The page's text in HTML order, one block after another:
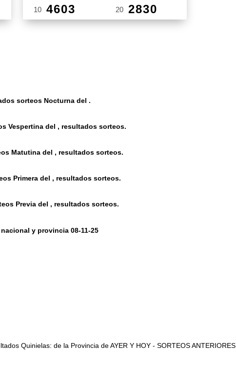
10 4603 20 2830
sorteos Nocturna del .
Vespertina del , resultados sorteos.
Matutina del , resultados sorteos.
Primera del , resultados sorteos.
Previa del , resultados sorteos.
y provincia 08-11-25
Quinielas: de la Provincia de AYER Y HOY - SORTEOS ANTERIORES